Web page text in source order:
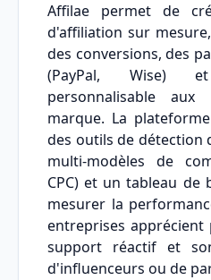
Affilae permet de
d'affiliation sur
des conversions, des
(PayPal, Wise)
personnalisable
marque. La
des outils de détection
multi-modèles de
CPC) et un tableau
mesurer la
entreprises
support réactif et
d'influenceurs ou de